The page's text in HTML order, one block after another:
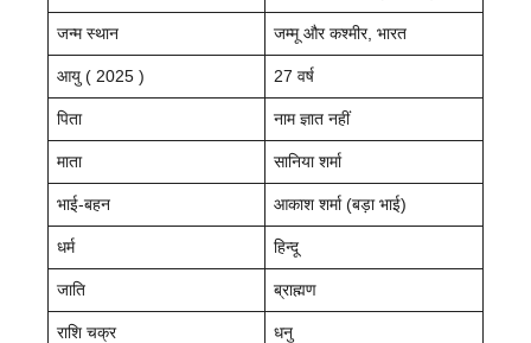
जन्म स्थान जम्मू और कश्मीर, भारत
आयु ( 2025 ) 27 वर्ष
पिता नाम ज्ञात नहीं
माता सानिया शर्मा
भाई-बहन आकाश शर्मा (बड़ा भाई)
धर्म हिन्दू
जाति ब्राह्मण
राशि चक्र धनु